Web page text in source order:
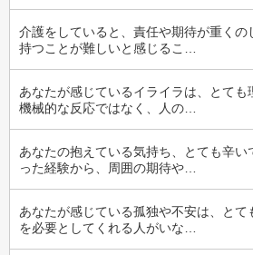
介護をしていると、責任や期待が重くの
持つことが難しいと感じるこ…
あなたが感じているイライラは、とても
機械的な反応ではなく、人の…
あなたの抱えている気持ち、とても辛
った経験から、周囲の期待や…
あなたが感じている孤独や不安は、と
を必要としてくれる人がいな…